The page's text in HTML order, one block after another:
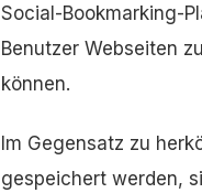
Social-Bookmarking-
Benutzer Webseiten
können.
Im Gegensatz zu
gespeichert werden,